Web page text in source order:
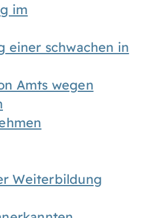
im
einer schwachen in
Amts wegen
Weiterbildung